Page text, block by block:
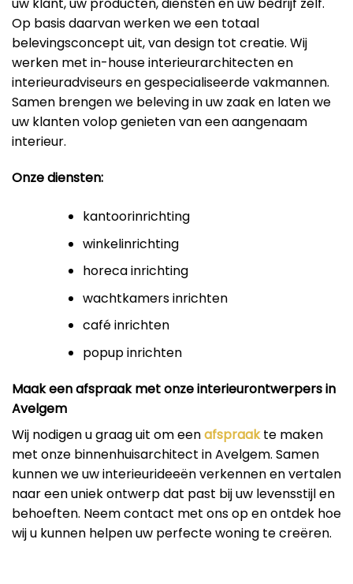
uw klant, uw producten, diensten en uw bedrijf zelf.
Op basis daarvan werken we een totaal
belevingsconcept uit, van design tot creatie. Wij
werken met in-house interieurarchitecten en
interieuradviseurs en gespecialiseerde vakmannen.
Samen brengen we beleving in uw zaak en laten we
uw klanten volop genieten van een aangenaam
interieur.
Onze diensten:
kantoorinrichting
winkelinrichting
horeca inrichting
wachtkamers inrichten
café inrichten
popup inrichten
Maak een afspraak met onze interieurontwerpers in
Avelgem
Wij nodigen u graag uit om eenafspraakte maken
met onze binnenhuisarchitect in Avelgem. Samen
kunnen we uw interieurideeën verkennen en vertalen
naar een uniek ontwerp dat past bij uw levensstijl en
behoeften. Neem contact met ons op en ontdek hoe
wij u kunnen helpen uw perfecte woning te creëren.